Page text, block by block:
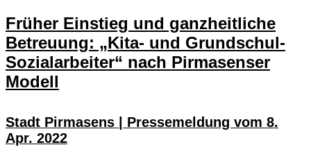
Früher Einstieg und ganzheitliche
Betreuung: „Kita- und Grundschul-
Sozialarbeiter“ nach Pirmasenser
Modell
Stadt Pirmasens | Pressemeldung vom 8.
Apr. 2022